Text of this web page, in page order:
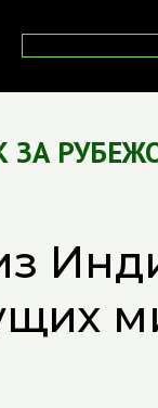
ЗА